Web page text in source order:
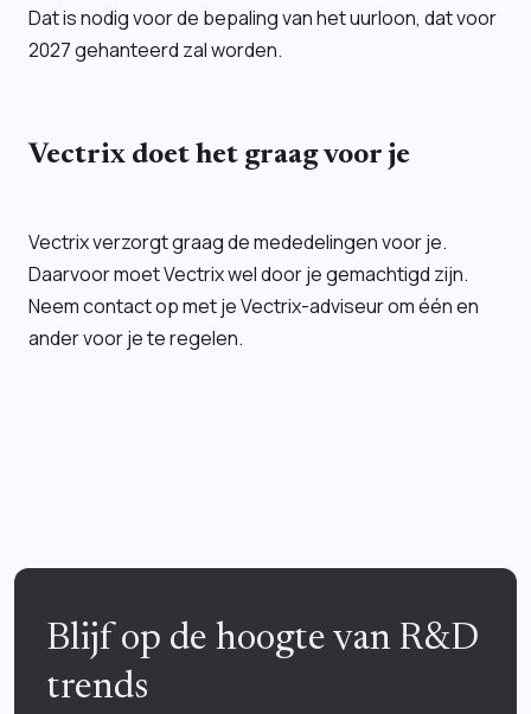
Dat is nodig voor de bepaling van het uurloon, dat voor
2027 gehanteerd zal worden.
Vectrix doet het graag voor je
Vectrix verzorgt graag de mededelingen voor je.
Daarvoor moet Vectrix wel door je gemachtigd zijn.
Neem contact op met je Vectrix-adviseur om één en
ander voor je te regelen.
Blijf op de hoogte van R&D
trends